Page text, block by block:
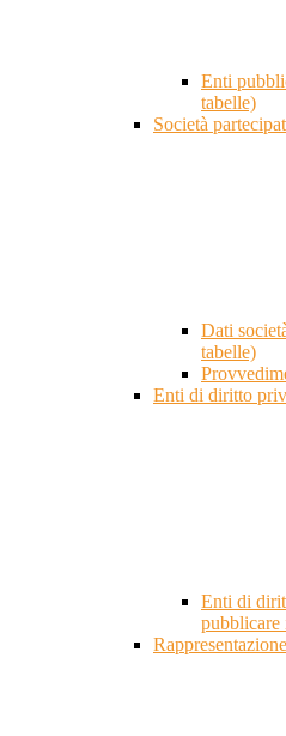
Enti
tabelle)
Società
Dati
tabelle)
Enti di diritto
Enti di
pubblicare